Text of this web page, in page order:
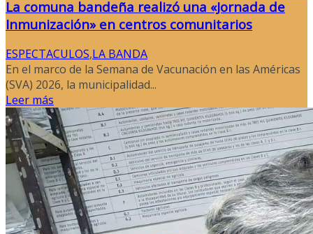
La comuna bandeña realizó una «Jornada de
Inmunización» en centros comunitarios
ESPECTACULOS,LA BANDA
En el marco de la Semana de Vacunación en las Américas
(SVA) 2026, la municipalidad...
Leer más